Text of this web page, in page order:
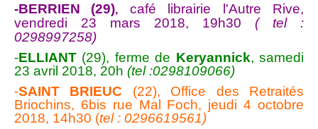
-BERRIEN
(29),
café librairie l'Autre Rive,
vendredi 23 mars 2018, 19h30 ( tel :
0298997258)
-ELLIANT (29), ferme de Keryannick, samedi
23 avril 2018, 20h (tel :0298109066)
-SAINT BRIEUC (22), Office des Retraités
Briochins, 6bis rue Mal Foch, jeudi 4 octobre
2018, 14h30 (tel : 0296619561)